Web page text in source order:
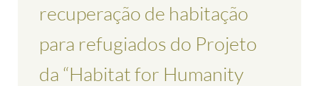
recuperação de habitação
para refugiados do Projeto
da “Habitat for Humanity